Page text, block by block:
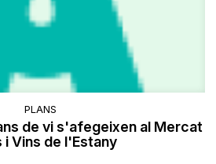
PLANS
de vi s'afegeixen al Mercat
i Vins de l'Estany